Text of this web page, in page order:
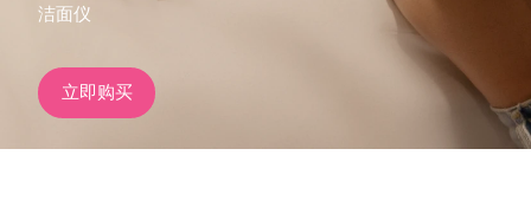
洁面仪
立即购买
红光疗法
德国 预计送达日期09/08/2026
加拿大 13/08/2026